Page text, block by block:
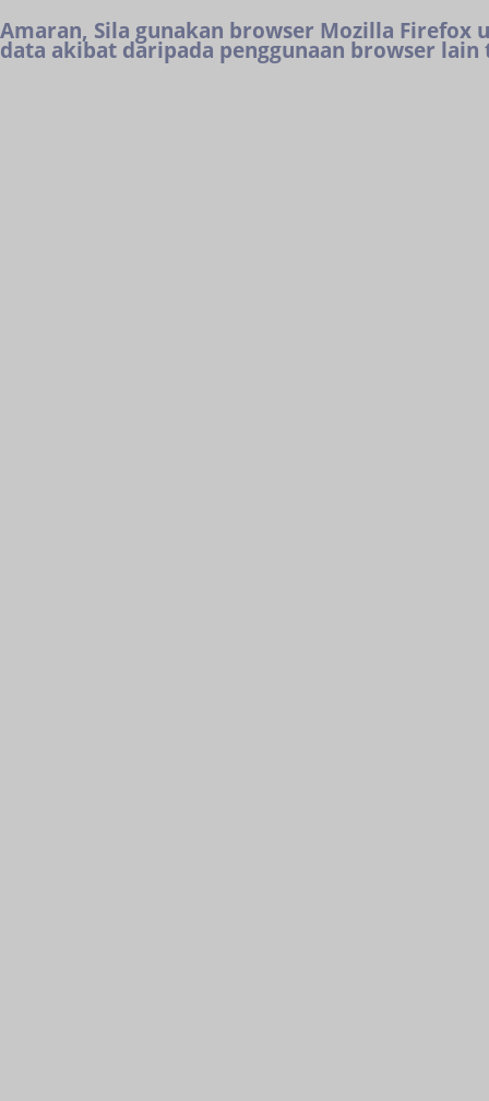
Amaran, Sila gunakan browser Mozilla Firefox
data akibat daripada penggunaan browser